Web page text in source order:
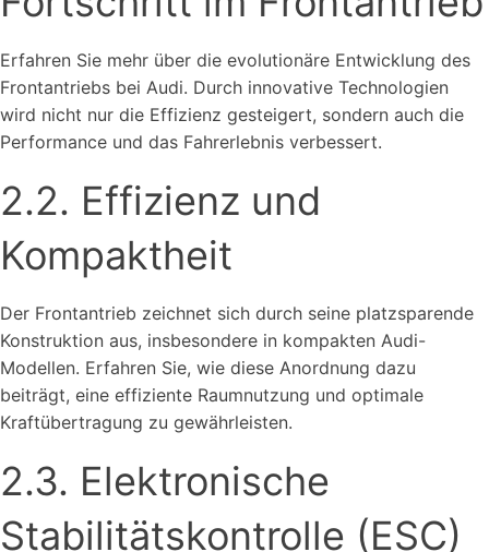
Erfahren Sie mehr über die evolutionäre Entwicklung des
Frontantriebs bei Audi. Durch innovative Technologien
wird nicht nur die Effizienz gesteigert, sondern auch die
Performance und das Fahrerlebnis verbessert.
2.2. Effizienz und
Kompaktheit
Der Frontantrieb zeichnet sich durch seine platzsparende
Konstruktion aus, insbesondere in kompakten Audi-
Modellen. Erfahren Sie, wie diese Anordnung dazu
beiträgt, eine effiziente Raumnutzung und optimale
Kraftübertragung zu gewährleisten.
2.3. Elektronische
Stabilitätskontrolle (ESC)